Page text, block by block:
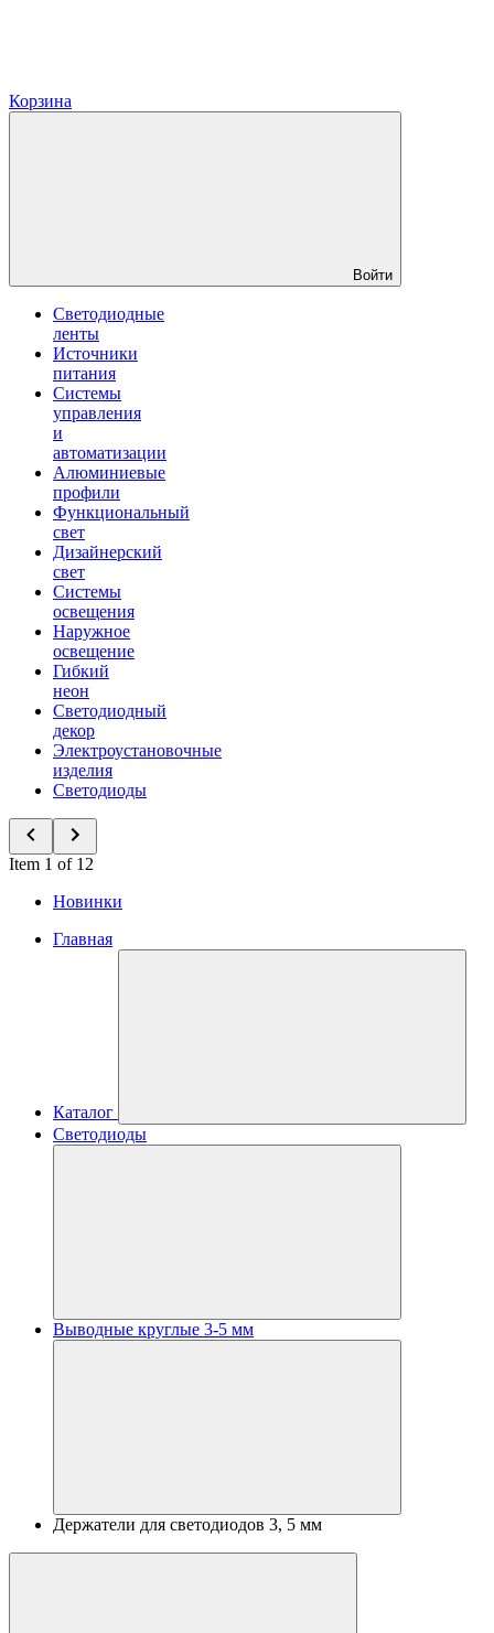
Корзина
Войти
Светодиодные
ленты
Источники
питания
Системы
управления
и
автоматизации
Алюминиевые
профили
Функциональный
свет
Дизайнерский
свет
Системы
освещения
Наружное
освещение
Гибкий
неон
Светодиодный
декор
Электроустановочные
изделия
Светодиоды
Item 1 of 12
Новинки
Главная
Каталог
Светодиоды
Выводные круглые 3-5 мм
Держатели для светодиодов 3, 5 мм